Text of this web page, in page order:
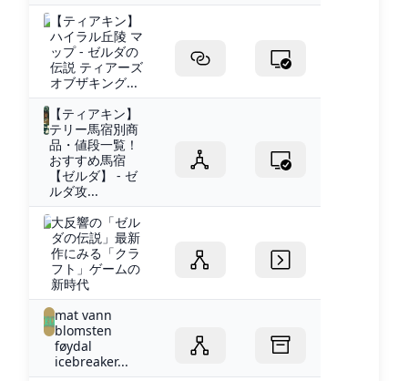
【ティアキン】
ハイラル丘陵 マ
ップ - ゼルダの
伝説 ティアーズ
オブザキング...
【ティアキン】
テリー馬宿別商
品・値段一覧！
おすすめ馬宿
【ゼルダ】 - ゼ
ルダ攻...
大反響の「ゼル
ダの伝説」最新
作にみる「クラ
フト」ゲームの
新時代
mat vann
blomsten
føydal
icebreaker...